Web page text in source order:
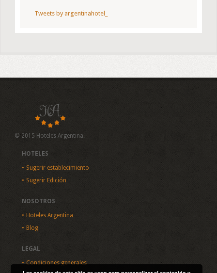
Tweets by argentinahotel_
© 2015 Hoteles Argentina.
HOTELES
Sugerir establecimiento
Sugerir Edición
NOSOTROS
Hoteles Argentina
Blog
LEGAL
Condiciones generales